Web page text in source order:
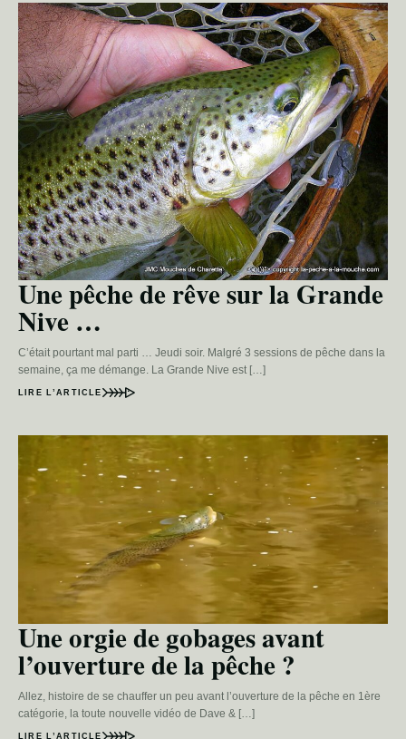
Une pêche de rêve sur la Grande
Nive …
C’était pourtant mal parti … Jeudi soir. Malgré 3 sessions de pêche dans la
semaine, ça me démange. La Grande Nive est […]
LIRE L’ARTICLE
Une orgie de gobages avant
l’ouverture de la pêche ?
Allez, histoire de se chauffer un peu avant l’ouverture de la pêche en 1ère
catégorie, la toute nouvelle vidéo de Dave & […]
LIRE L’ARTICLE